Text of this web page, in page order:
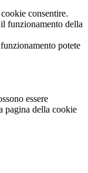
consentire.
funzionamento della
potete
essere
pagina della cookie